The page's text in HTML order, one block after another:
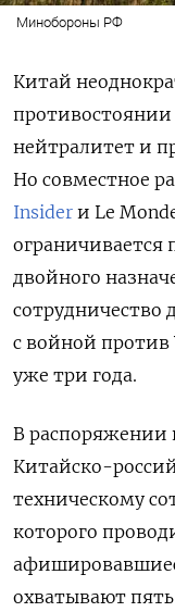
Минобороны РФ
Китай
нейтралитет и
Но совместное
Insider и Le
ограничивается
двойного
сотрудничество
с войной
уже три года.
В распоряжении
Китайско-
техническому
которого
охватывают